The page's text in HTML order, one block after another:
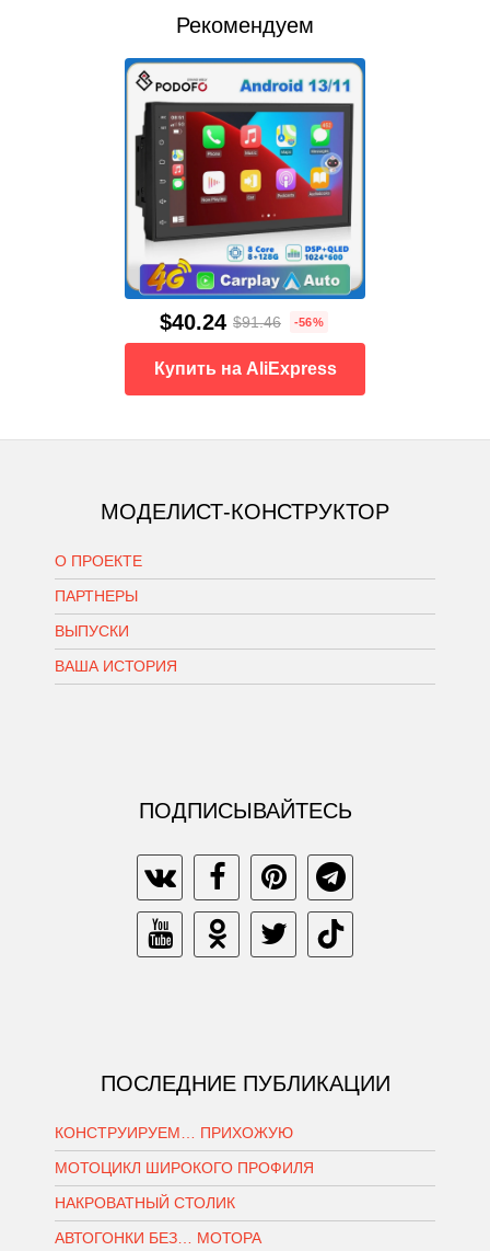
Рекомендуем
$40.24 $91.46 -56%
Купить на AliExpress
МОДЕЛИСТ-КОНСТРУКТОР
О ПРОЕКТЕ
ПАРТНЕРЫ
ВЫПУСКИ
ВАША ИСТОРИЯ
ПОДПИСЫВАЙТЕСЬ
ПОСЛЕДНИЕ ПУБЛИКАЦИИ
КОНСТРУИРУЕМ… ПРИХОЖУЮ
МОТОЦИКЛ ШИРОКОГО ПРОФИЛЯ
НАКРОВАТНЫЙ СТОЛИК
АВТОГОНКИ БЕЗ… МОТОРА